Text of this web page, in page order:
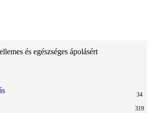
és egészséges ápolásért
34
319